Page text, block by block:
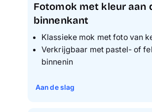
Fotomok met kleur aan
binnenkant
Klassieke mok met foto van
Verkrijgbaar met pastel- of
binnenin
Aan de slag